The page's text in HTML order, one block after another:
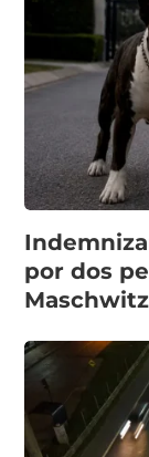
por dos
Maschwitz